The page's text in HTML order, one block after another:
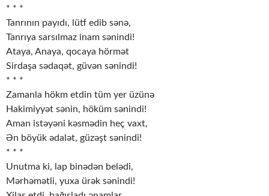
* * *
Tanrının payıdı, lütf edib sənə,
Tanrıya sarsılmaz inam sənindi!
Ataya, Anaya, qocaya hörmət
Sirdaşa sədaqət, güvən sənindi!
* * *
Zamanla hökm etdin tüm yer üzünə
Hakimiyyət sənin, höküm sənindi!
Aman istəyəni kəsmədin heç vaxt,
Ən böyük ədalət, güzəşt sənindi!
* * *
Unutma ki, lap binədən belədi,
Mərhəmətli, yuxa ürək sənindi!